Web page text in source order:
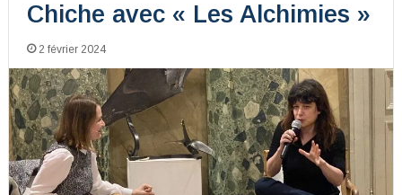
Chiche avec « Les Alchimies »
2 février 2024